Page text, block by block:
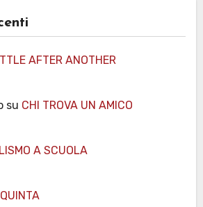
AFTER ANOTHER
su CHI TROVA UN AMICO
A SCUOLA